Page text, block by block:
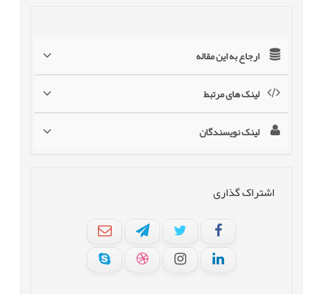
ارجاع به این مقاله
لینک های مرتبط
لینک نویسندگان
اشتراک گذاری